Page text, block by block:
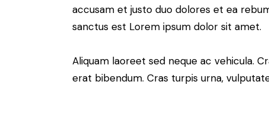
accusam et justo duo dolores et ea
sanctus est Lorem ipsum dolor sit amet.
Aliquam laoreet sed neque ac vehicula.
erat bibendum. Cras turpis urna,